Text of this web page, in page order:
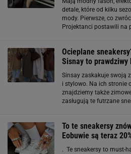
detale, które od kilku
mody. Pierwsze, co
Projektanci postawili na
Ocieplane
Sisnay to prawdziwy
Sinsay zaskakuje swoją
i stylowo. Na ich stronie
znajdziemy także
zasługują te futrzane
To te sneakersy
Eobuwie są teraz
. Te sneakersy to must-